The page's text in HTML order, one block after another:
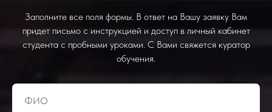
Заполните все поля формы. В ответ на Вашу заявку Вам
придет письмо с инструкцией и доступ в личный кабинет
студента с пробными уроками. С Вами свяжется куратор
обучения.